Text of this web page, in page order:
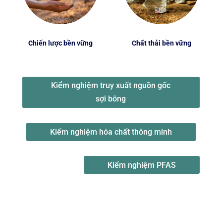
Chiến lược bền vững Chất thải bền vững
Kiểm nghiệm truy xuất nguồn gốc
sợi bông
Kiểm nghiệm hóa chất thông minh
Kiểm nghiệm PFAS